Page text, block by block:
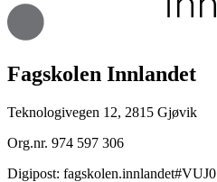
Fagskolen Innlandet
Teknologivegen 12, 2815 Gjøvik
Org.nr. 974 597 306
Digipost: fagskolen.innlandet#VUJ0